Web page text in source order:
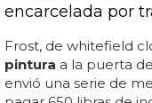
encarcelada por
Frost, de whitefield
pintura a la puerta
envió una serie de